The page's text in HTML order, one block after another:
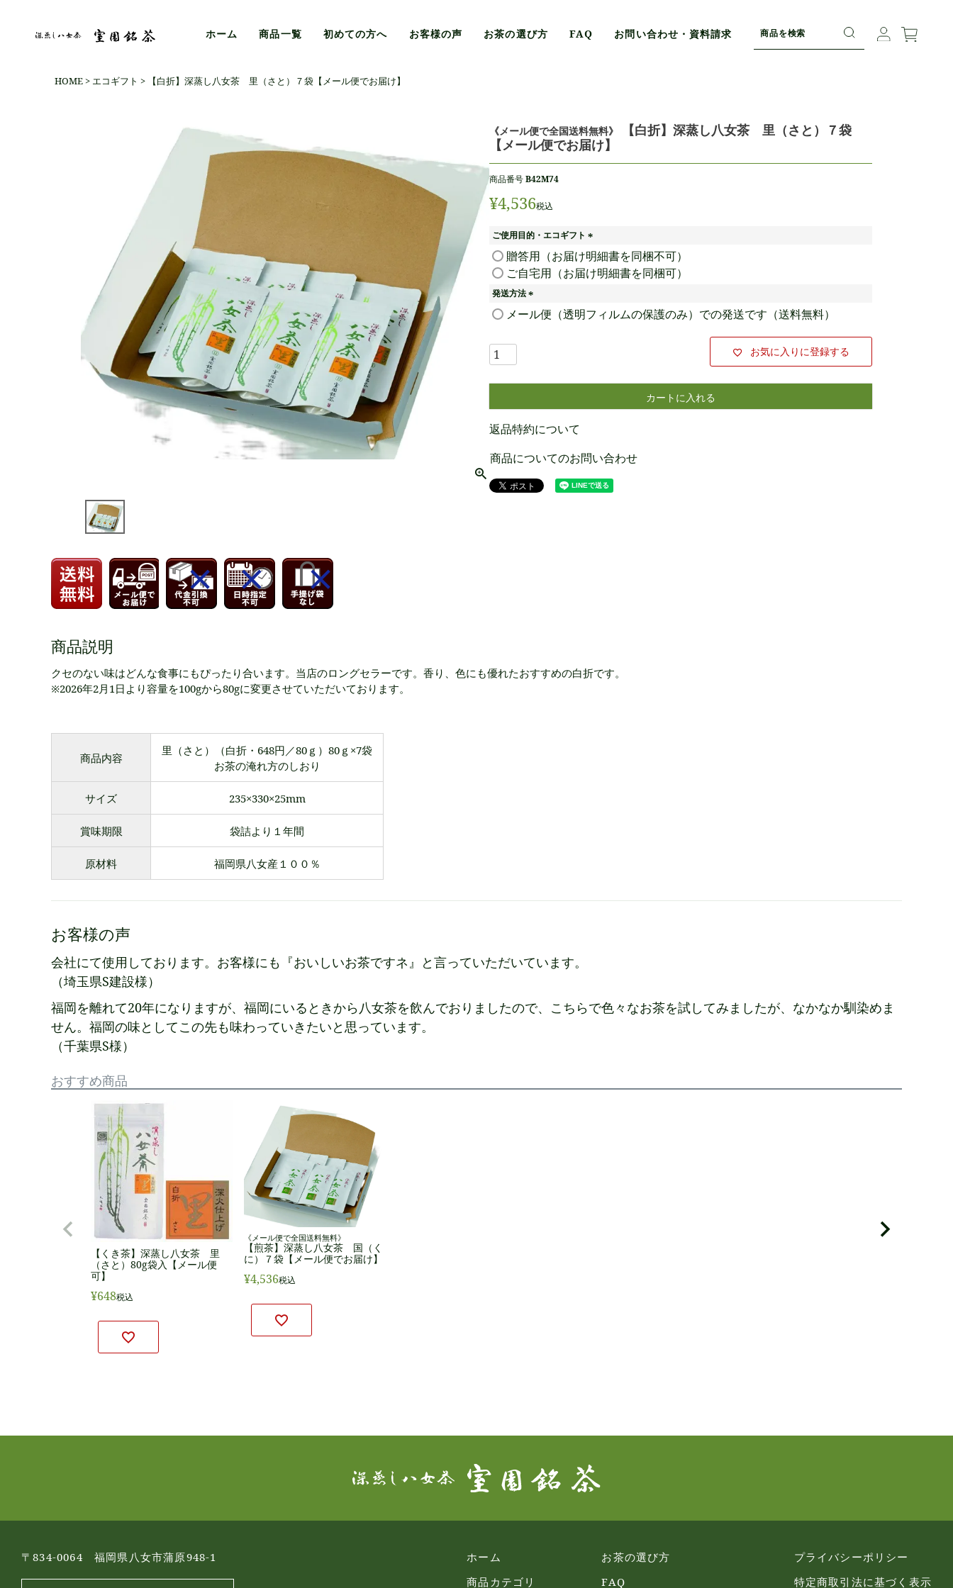
ホーム 商品一覧 初めての方へ お客様の声 お茶の選び方 FAQ お問い合わせ・資料請求
HOME エコギフト 【白折】深蒸し八女茶 里（さと）７袋【メール便でお届け】
《メール便で全国送料無料》
【白折】深蒸し八女茶 里（さと）７袋
【メール便でお届け】
商品番号B42M74
¥4,536税込
ご使用目的・エコギフト
(
必
須
贈答用（お届け明細書を同梱不可）
ご自宅用（お届け明細書を同梱可）
発送方法
(
必
メール便（透明フィルムの保護のみ）での発送です（送料無料）
お気に入りに登録する
カートに入れる
返品特約について
商品についてのお問い合わせ
商品説明
クセのない味はどんな食事にもぴったり合います。当店のロングセラーです。香り、色にも優れたおすすめの白折です。
※2026年2月1日より容量を100gから80gに変更させていただいております。
商品内容
里（さと）（白折・648円／80ｇ）80ｇ×7袋
お茶の淹れ方のしおり
サイズ 235×330×25mm
賞味期限 袋詰より１年間
原材料 福岡県八女産１００％
お客様の声
会社にて使用しております。お客様にも『おいしいお茶ですネ』と言っていただいています。
（埼玉県S建設様）
福岡を離れて20年になりますが、福岡にいるときから八女茶を飲んでおりましたので、こちらで色々なお茶を試してみましたが、なかなか馴染めま
せん。福岡の味としてこの先も味わっていきたいと思っています。
（千葉県S様）
おすすめ商品
【くき茶】深蒸し八女茶 里
（さと）80g袋入【メール便
可】
¥648税込
《メール便で全国送料無料》
【煎茶】深蒸し八女茶 国（く
に）７袋【メール便でお届け】
¥4,536税込
〒834-0064 福岡県八女市蒲原948-1
ホーム
商品カテゴリ
お茶の選び方
FAQ
プライバシーポリシー
特定商取引法に基づく表示